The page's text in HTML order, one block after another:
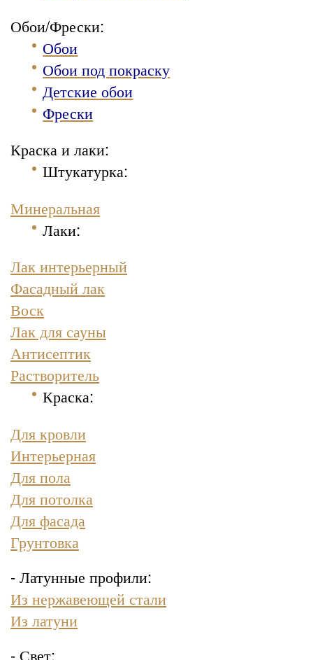
Обои/Фрески:
Обои
Обои под покраску
Детские обои
Фрески
Краска и лаки:
Штукатурка:
Минеральная
Лаки:
Лак интерьерный
Фасадный лак
Воск
Лак для сауны
Антисептик
Растворитель
Краска:
Для кровли
Интерьерная
Для пола
Для потолка
Для фасада
Грунтовка
- Латунные профили:
Из нержавеющей стали
Из латуни
- Свет: